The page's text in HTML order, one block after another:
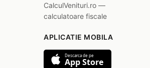
CalculVenituri.ro —
calculatoare fiscale
APLICATIE MOBILA
Descarca de pe
App Store